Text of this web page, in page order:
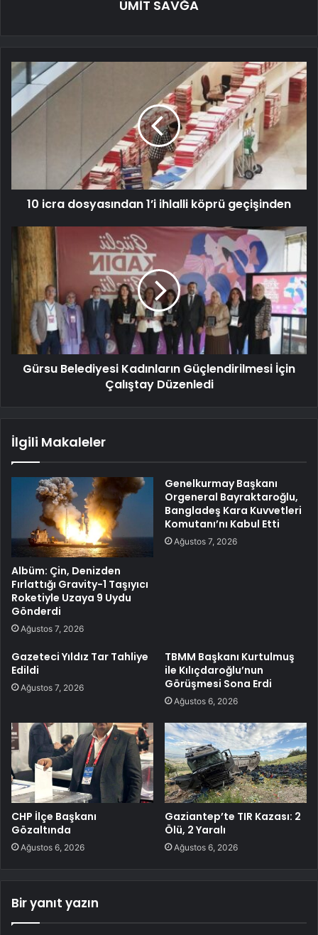
ÜMİT SAVĞA
10 icra dosyasından 1’i ihlalli köprü geçişinden
Gürsu Belediyesi Kadınların Güçlendirilmesi İçin
Çalıştay Düzenledi
İlgili Makaleler
Albüm: Çin, Denizden
Fırlattığı Gravity-1 Taşıyıcı
Roketiyle Uzaya 9 Uydu
Gönderdi
Ağustos 7, 2026
Genelkurmay Başkanı
Orgeneral Bayraktaroğlu,
Bangladeş Kara Kuvvetleri
Komutanı’nı Kabul Etti
Ağustos 7, 2026
Gazeteci Yıldız Tar Tahliye
Edildi
Ağustos 7, 2026
TBMM Başkanı Kurtulmuş
ile Kılıçdaroğlu’nun
Görüşmesi Sona Erdi
Ağustos 6, 2026
CHP İlçe Başkanı
Gözaltında
Ağustos 6, 2026
Gaziantep’te TIR Kazası: 2
Ölü, 2 Yaralı
Ağustos 6, 2026
Bir yanıt yazın